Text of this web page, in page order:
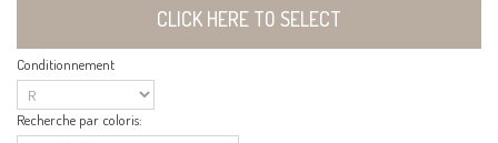
CLICK HERE TO SELECT
Conditionnement
Recherche par coloris: